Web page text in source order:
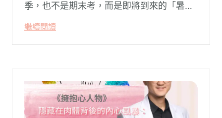
季，也不是期末考，而是即將到來的「暑
家庭，原本由學校與安親班代勞的照顧責
任，瞬間全數倒回家庭系統之內。對許多父
繼續閱讀